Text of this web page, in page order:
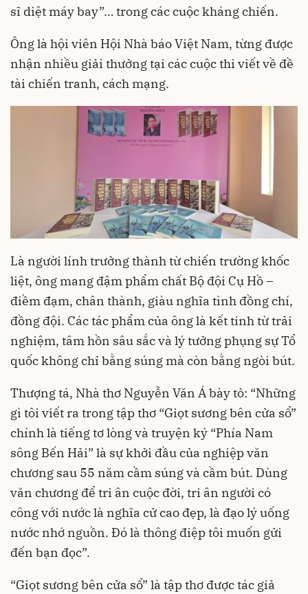
sĩ diệt máy bay”… trong các cuộc kháng chiến.
Ông là hội viên Hội Nhà báo Việt Nam, từng được
nhận nhiều giải thưởng tại các cuộc thi viết về đề
tài chiến tranh, cách mạng.
Là người lính trưởng thành từ chiến trường khốc
liệt, ông mang đậm phẩm chất Bộ đội Cụ Hồ –
điềm đạm, chân thành, giàu nghĩa tình đồng chí,
đồng đội. Các tác phẩm của ông là kết tinh từ trải
nghiệm, tâm hồn sâu sắc và lý tưởng phụng sự Tổ
quốc không chỉ bằng súng mà còn bằng ngòi bút.
Thượng tá, Nhà thơ Nguyễn Văn Á bày tỏ: “Những
gì tôi viết ra trong tập thơ “Giọt sương bên cửa sổ”
chính là tiếng tơ lòng và truyện ký “Phía Nam
sông Bến Hải” là sự khởi đầu của nghiệp văn
chương sau 55 năm cầm súng và cầm bút. Dùng
văn chương để tri ân cuộc đời, tri ân người có
công với nước là nghĩa cử cao đẹp, là đạo lý uống
nước nhớ nguồn. Đó là thông điệp tôi muốn gửi
đến bạn đọc”.
“Giọt sương bên cửa sổ” là tập thơ được tác giả